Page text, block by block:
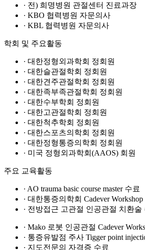
· 전) 희명병원 관절센터 진료과장
· KBO 협력병원 자문의사
· KBL 협력병원 자문의사
학회 및 주요활동
· 대한정형외과학회 정회원
· 대한슬관절학회 정회원
· 대한견주관절학회 정회원
· 대한족부족관절학회 정회원
· 대한수부학회 정회원
· 대한고관절학회 정회원
· 대한척추학회 정회원
· 대한스포츠의학회 정회원
· 대한정형통증의학회 정회원
· 미국 정형외과학회(AAOS) 회원
주요 교육활동
· AO trauma basic course master 수료
· 대한통증의학회 Cadever Workshop
· 전방접근 고관절 인공관절 치환술
· Mako 로봇 인공관절 Cadever
· 통증유발점 주사 Tigger point
· 지도전문의 자격증 수료